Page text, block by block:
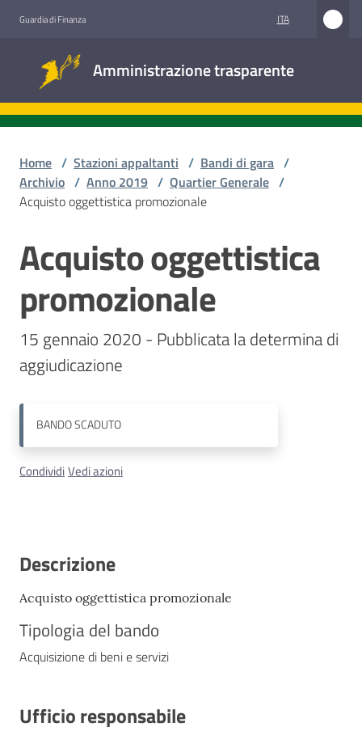
Guardia di Finanza ITA
Amministrazione trasparente
trasparente
Accesso
Stazioni
appaltanti
Contatti
Home / Stazioni appaltanti / Bandi di gara /
Archivio / Anno 2019 / Quartier Generale /
Acquisto oggettistica promozionale
Salta al contenuto
Acquisto oggettistica
promozionale
15 gennaio 2020 - Pubblicata la determina di
aggiudicazione
BANDOSCADUTO
CondividiVedi azioni
Descrizione
Acquisto oggettistica promozionale
Tipologia del bando
Acquisizione di beni e servizi
Ufficio responsabile